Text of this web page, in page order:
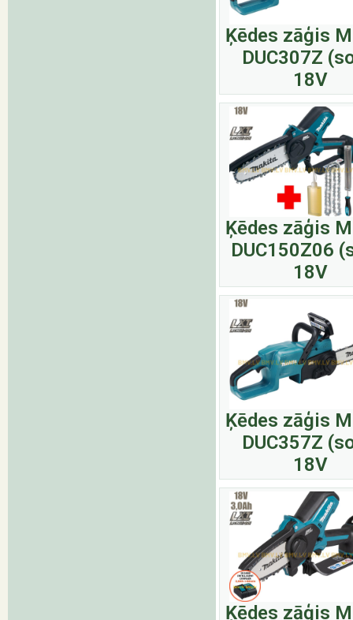
Ķēdes zāģis
DUC307Z
18V
Ķēdes zāģis
DUC150Z06
18V
Ķēdes zāģis
DUC357Z
18V
Ķēdes zāģis